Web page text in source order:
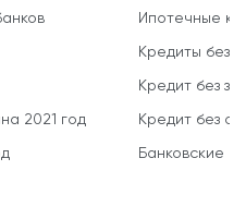
2021 год
Ипотечные
Кредиты без
Кредит без
Кредит без
Банковские